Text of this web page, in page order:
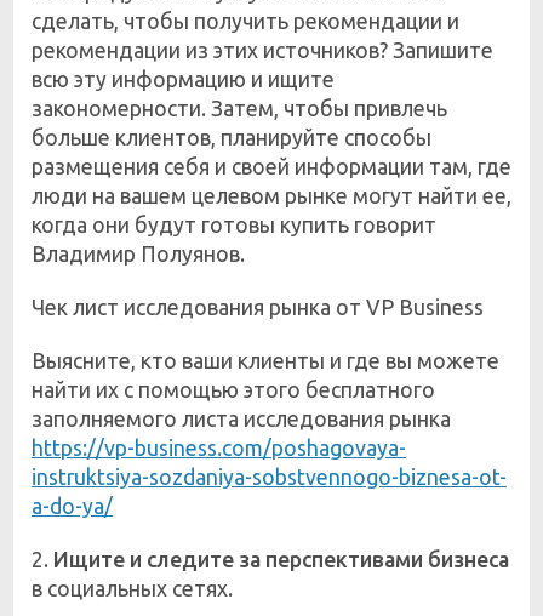
сделать, чтобы получить рекомендации и
рекомендации из этих источников? Запишите
всю эту информацию и ищите
закономерности. Затем, чтобы привлечь
больше клиентов, планируйте способы
размещения себя и своей информации там, где
люди на вашем целевом рынке могут найти ее,
когда они будут готовы купить говорит
Владимир Полуянов.
Чек лист исследования рынка от VP Business
Выясните, кто ваши клиенты и где вы можете
найти их с помощью этого бесплатного
заполняемого листа исследования рынка
https://vp-business.com/poshagovaya-
instruktsiya-sozdaniya-sobstvennogo-biznesa-ot-
a-do-ya/
2. Ищите и следите за перспективами бизнеса
в социальных сетях.